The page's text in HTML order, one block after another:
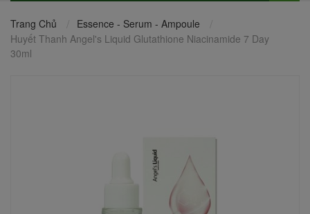
Trang Chủ
Essence - Serum - Ampoule
Huyết Thanh Angel's Liquid Glutathione Niacinamide 7 Day
30ml